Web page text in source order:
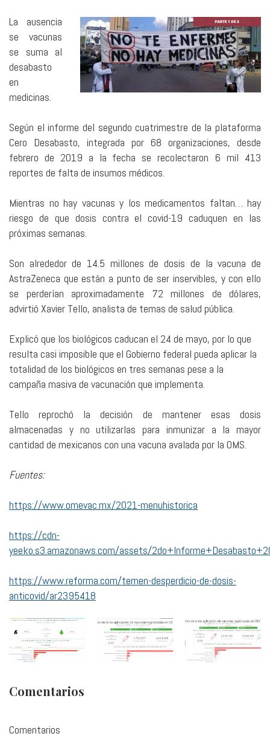
La ausencia
se vacunas
se suma al
desabasto
en
medicinas.
Según el informe del segundo cuatrimestre de la plataforma
Cero Desabasto, integrada por 68 organizaciones, desde
febrero de 2019 a la fecha se recolectaron 6 mil 413
reportes de falta de insumos médicos.
Mientras no hay vacunas y los medicamentos faltan… hay
riesgo de que dosis contra el covid-19 caduquen en las
próximas semanas.
Son alrededor de 14.5 millones de dosis de la vacuna de
AstraZeneca que están a punto de ser inservibles, y con ello
se perderían aproximadamente 72 millones de dólares,
advirtió Xavier Tello, analista de temas de salud pública.
Explicó que los biológicos caducan el 24 de mayo, por lo que
resulta casi imposible que el Gobierno federal pueda aplicar la
totalidad de los biológicos en tres semanas pese a la
campaña masiva de vacunación que implementa.
Tello reprochó la decisión de mantener esas dosis
almacenadas y no utilizarlas para inmunizar a la mayor
cantidad de mexicanos con una vacuna avalada por la OMS.
Fuentes:
https://www.omevac.mx/2021-menuhistorica
https://cdn-
yeeko.s3.amazonaws.com/assets/
https://www.reforma.com/temen-desperdicio-de-dosis-
anticovid/ar2395418
Comentarios
Comentarios